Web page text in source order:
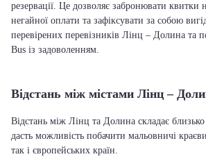
резервації. Це дозволяє забронювати квитки
негайної оплати та зафіксувати за собою
перевірених перевізників Лінц – Долина та
Bus із задоволенням.
Відстань між містами Лінц –
Відстань між Лінц та Долина складає
дасть можливість побачити мальовничі
так і європейських країн.